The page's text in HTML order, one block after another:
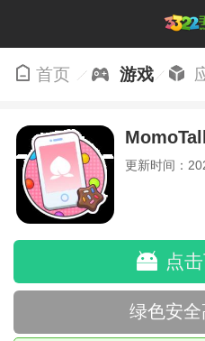
首页 游戏
更新时间：
点
绿色安